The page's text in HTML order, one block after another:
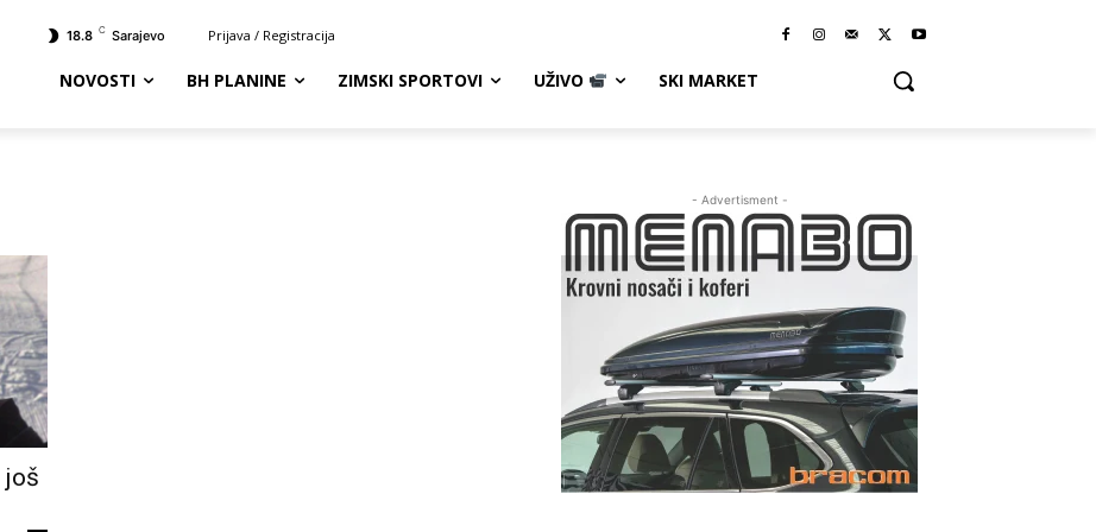
18.8 C Sarajevo Prijava / Registracija
NOVOSTI BH PLANINE ZIMSKI SPORTOVI UŽIVO SKI MARKET
još
- Advertisment -